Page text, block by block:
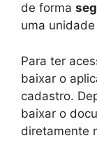
de forma
uma
Para ter
baixar o
cadastro.
baixar o
diretamente